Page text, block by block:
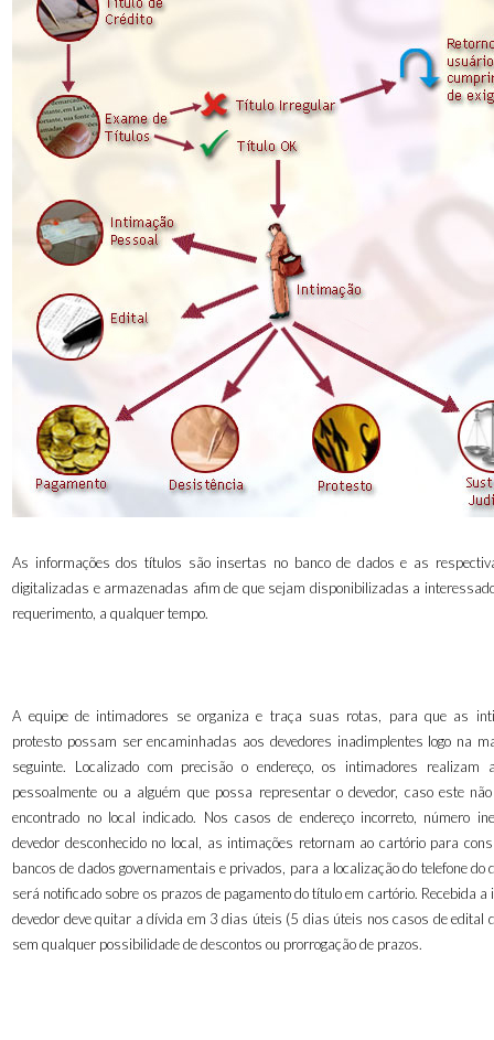
As informações dos títulos são insertas no banco de dados e as
digitalizadas e armazenadas afim de que sejam disponibilizadas a
requerimento, a qualquer tempo.
A equipe de intimadores se organiza e traça suas rotas, para que as
protesto possam ser encaminhadas aos devedores inadimplentes logo na
seguinte. Localizado com precisão o endereço, os intimadores realizam
pessoalmente ou a alguém que possa representar o devedor, caso este
encontrado no local indicado. Nos casos de endereço incorreto, número
devedor desconhecido no local, as intimações retornam ao cartório para
bancos de dados governamentais e privados, para a localização do telefone do
será notificado sobre os prazos de pagamento do título em cartório. Recebida a
devedor deve quitar a dívida em 3 dias úteis (5 dias úteis nos casos de edital
sem qualquer possibilidade de descontos ou prorrogação de prazos.